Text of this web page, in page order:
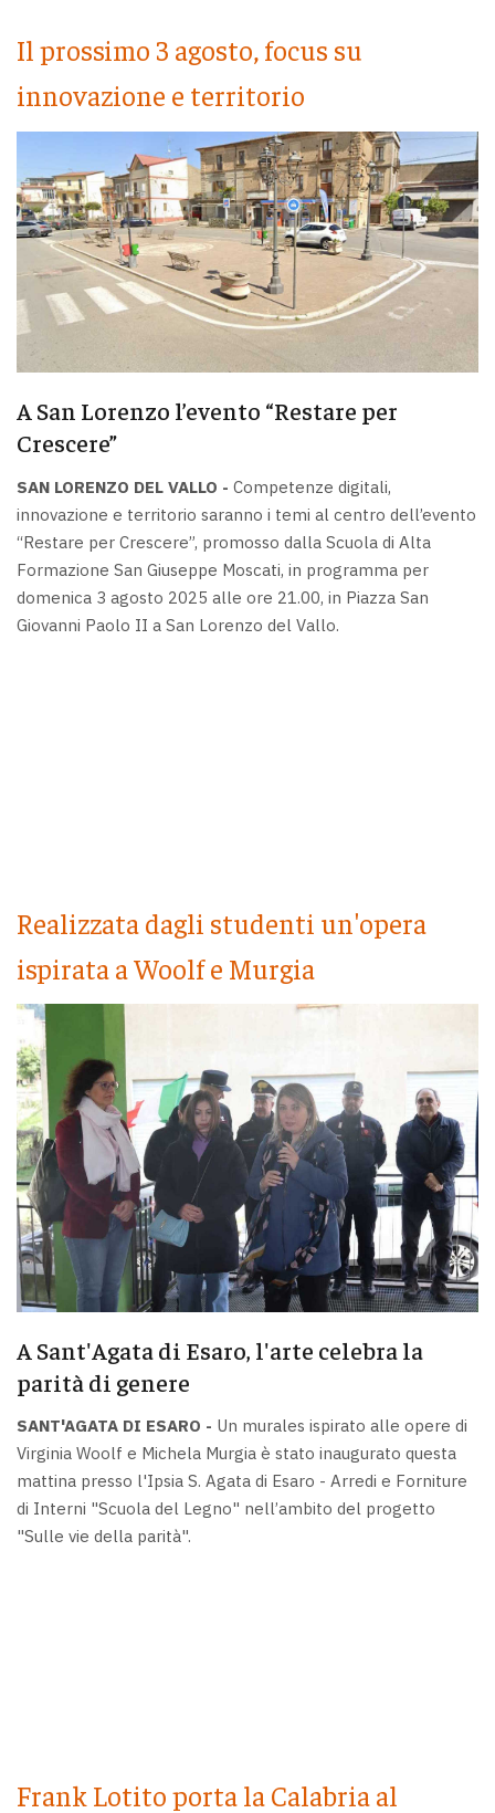
Il prossimo 3 agosto, focus su
innovazione e territorio
A San Lorenzo l’evento “Restare per
Crescere”
SAN LORENZO DEL VALLO - Competenze digitali,
innovazione e territorio saranno i temi al centro dell’evento
“Restare per Crescere”, promosso dalla Scuola di Alta
Formazione San Giuseppe Moscati, in programma per
domenica 3 agosto 2025 alle ore 21.00, in Piazza San
Giovanni Paolo II a San Lorenzo del Vallo.
Realizzata dagli studenti un'opera
ispirata a Woolf e Murgia
A Sant'Agata di Esaro, l'arte celebra la
parità di genere
SANT'AGATA DI ESARO - Un murales ispirato alle opere di
Virginia Woolf e Michela Murgia è stato inaugurato questa
mattina presso l'Ipsia S. Agata di Esaro - Arredi e Forniture
di Interni "Scuola del Legno" nell’ambito del progetto
"Sulle vie della parità".
Frank Lotito porta la Calabria al